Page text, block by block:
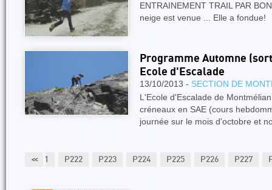
ENTRAINEMENT TRAIL PAR
neige est venue ... Elle a
Programme Automne
Ecole d'Escalade
13/10/2013 - SECTION DE
L'Ecole d'Escalade de
créneaux en SAE (cours
journée sur le mois d'octobre et
<<
P221 P222 P223 P224 P225 P226 P227